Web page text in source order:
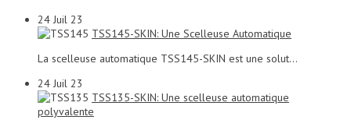
24 Juil 23
TSS145-SKIN: Une Scelleuse Automatique
La scelleuse automatique TSS145-SKIN est une solut...
24 Juil 23
TSS135-SKIN: Une scelleuse automatique
polyvalente